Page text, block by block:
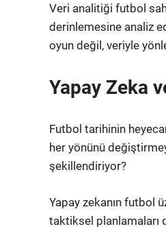
Veri analitiği futbol
derinlemesine analiz
oyun değil, veriyle
Yapay Zeka
Futbol tarihinin
her yönünü
şekillendiriyor?
Yapay zekanın futbol
taktiksel planlamaları